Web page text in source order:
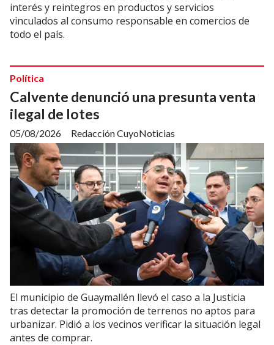
interés y reintegros en productos y servicios
vinculados al consumo responsable en comercios de
todo el país.
Calvente denunció una presunta venta
ilegal de lotes
Redacción CuyoNoticias
Política
05/08/2026
El municipio de Guaymallén llevó el caso a la Justicia
tras detectar la promoción de terrenos no aptos para
urbanizar. Pidió a los vecinos verificar la situación legal
antes de comprar.